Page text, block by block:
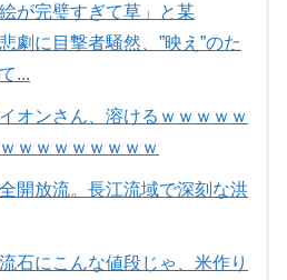
が完璧すぎて草」と某
劇に目撃者騒然、”映え”のた
...
オンさん、溶けるｗｗｗｗｗ
ｗｗｗｗｗｗｗｗ
開放流。長江流域で深刻な洪
石にこんな値段じゃ、米作り